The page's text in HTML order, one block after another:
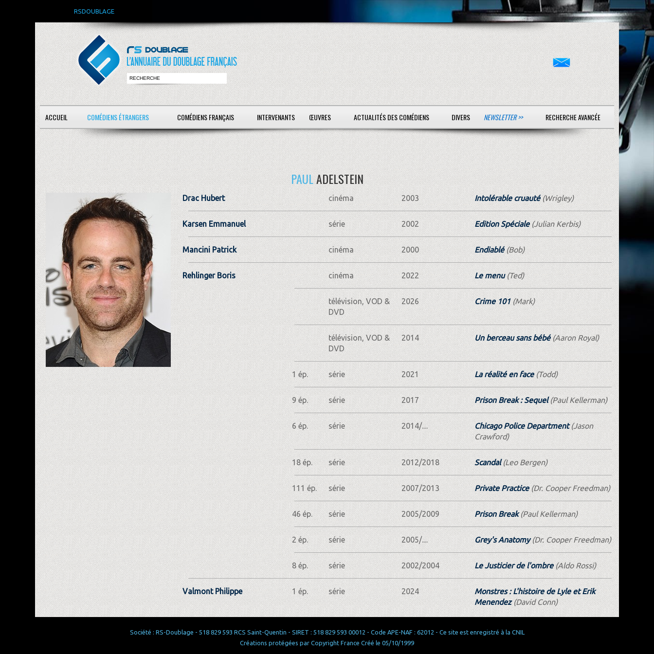
RSDOUBLAGE
ACCUEIL COMÉDIENS ÉTRANGERS COMÉDIENS FRANÇAIS INTERVENANTS ŒUVRES ACTUALITÉS DES COMÉDIENS DIVERS NEWSLETTER >> RECHERCHE AVANCÉE
PAULADELSTEIN
Drac Hubert cinéma 2003 Intolérable cruauté(Wrigley)
Karsen Emmanuel série 2002 Edition Spéciale(Julian Kerbis)
Mancini Patrick cinéma 2000 Endiablé(Bob)
Rehlinger Boris cinéma 2022 Le menu(Ted)
télévision, VOD &
DVD
2026 Crime 101(Mark)
télévision, VOD &
DVD
2014 Un berceau sans bébé(Aaron Royal)
1 ép. série 2021 La réalité en face(Todd)
9 ép. série 2017 Prison Break : Sequel(Paul Kellerman)
6 ép. série 2014/.... Chicago Police Department(Jason
Crawford)
18 ép. série 2012/2018 Scandal(Leo Bergen)
111 ép. série 2007/2013 Private Practice(Dr. Cooper Freedman)
46 ép. série 2005/2009 Prison Break(Paul Kellerman)
2 ép. série 2005/.... Grey's Anatomy(Dr. Cooper Freedman)
8 ép. série 2002/2004 Le Justicier de l'ombre(Aldo Rossi)
Valmont Philippe 1 ép. série 2024
Monstres : L'histoire de Lyle et Erik
Menendez(David Conn)
Société : RS-Doublage - 518 829 593 RCS Saint-Quentin - SIRET : 518 829 593 00012 - Code APE-NAF : 62012 - Ce site est enregistré à la CNIL
Créations protégées par Copyright France Créé le 05/10/1999